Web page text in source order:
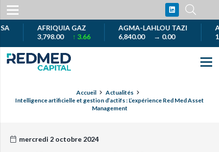
AFRIQUIA GAZ
3,798.00↑ 3.66
AGMA-LAHLOU TAZI
6,840.00→ 0.00
Accueil
Actualités
Intelligence artificielle et gestion d’actifs : L’expérience Red Med Asset
Management
mercredi 2 octobre 2024